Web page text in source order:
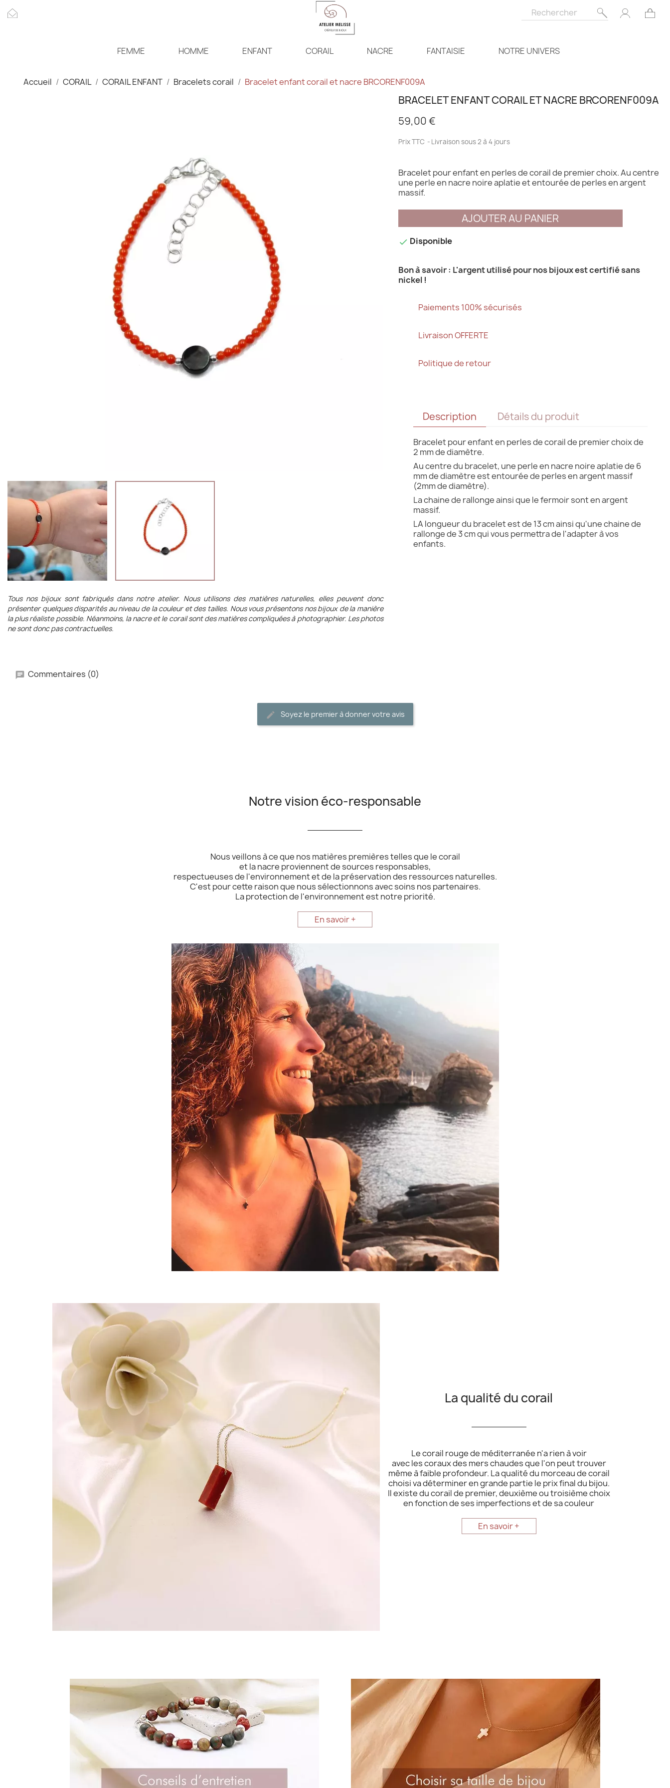
FEMME HOMME ENFANT CORAIL NACRE FANTAISIE NOTRE UNIVERS
Accueil CORAIL CORAIL ENFANT Bracelets corail Bracelet enfant corail et nacre BRCORENF009A
Tous nos bijoux sont fabriqués dans notre atelier. Nous utilisons des matières naturelles, elles peuvent donc
présenter quelques disparités au niveau de la couleur et des tailles. Nous vous présentons nos bijoux de la manière
la plus réaliste possible. Néanmoins, la nacre et le corail sont des matières compliquées à photographier. Les photos
ne sont donc pas contractuelles.
BRACELET ENFANT CORAIL ET NACRE BRCORENF009A
59,00 €
Prix TTC Livraison sous 2 à 4 jours
Bracelet pour enfant en perles de corail de premier choix. Au centre
une perle en nacre noire aplatie et entourée de perles en argent
massif.
AJOUTER AU PANIER
 Disponible
Bon à savoir : L'argent utilisé pour nos bijoux est certifié sans
nickel !
Paiements 100% sécurisés
Livraison OFFERTE
Politique de retour
Description Détails du produit
Bracelet pour enfant en perles de corail de premier choix de
2 mm de diamètre.
Au centre du bracelet, une perle en nacre noire aplatie de 6
mm de diamètre est entourée de perles en argent massif
(2mm de diamètre).
La chaine de rallonge ainsi que le fermoir sont en argent
massif.
LA longueur du bracelet est de 13 cm ainsi qu'une chaine de
rallonge de 3 cm qui vous permettra de l'adapter à vos
enfants.
Commentaires (0)
Soyez le premier à donner votre avis
Notre vision éco-responsable
Nous veillons à ce que nos matières premières telles que le corail
et la nacre proviennent de sources responsables,
respectueuses de l'environnement et de la préservation des ressources naturelles.
C'est pour cette raison que nous sélectionnons avec soins nos partenaires.
La protection de l'environnement est notre priorité.
En savoir +
La qualité du corail
Le corail rouge de méditerranée n'a rien à voir
avec les coraux des mers chaudes que l'on peut trouver
même à faible profondeur. La qualité du morceau de corail
choisi va déterminer en grande partie le prix final du bijou.
Il existe du corail de premier, deuxième ou troisième choix
en fonction de ses imperfections et de sa couleur
En savoir +